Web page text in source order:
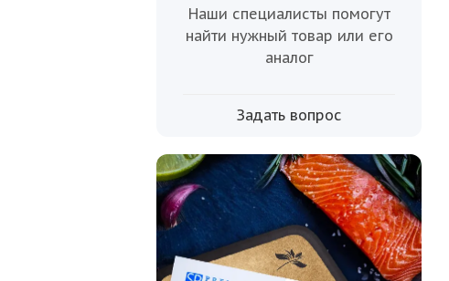
и
самым
Наши специалисты помогут
найти нужный товар или его
аналог
Задать вопрос